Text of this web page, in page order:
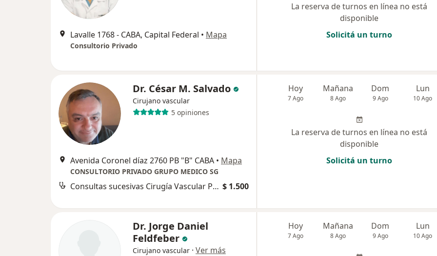
Lavalle 1768 - CABA, Capital Federal • Mapa
Consultorio Privado
La reserva de turnos en línea no está
disponible
Solicitá un turno
Dr. César M. Salvado
Cirujano vascular
5 opiniones
Avenida Coronel díaz 2760 PB "B" CABA • Mapa
CONSULTORIO PRIVADO GRUPO MEDICO SG
Consultas sucesivas Cirugía Vascular Periférica $ 1.500
Hoy
7 Ago
Mañana
8 Ago
Dom
9 Ago
Lun
10 Ago
La reserva de turnos en línea no está
disponible
Solicitá un turno
Dr. Jorge Daniel
Feldfeber
Cirujano vascular · Ver más
Hoy
7 Ago
Mañana
8 Ago
Dom
9 Ago
Lun
10 Ago